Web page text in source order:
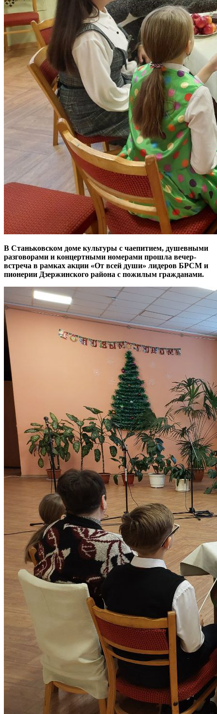
В Станьковском доме культуры с чаепитием, душевными
разговорами и концертными номерами прошла вечер-
встреча в рамках акции «От всей души» лидеров БРСМ и
пионерии Дзержинского района с пожилым гражданами.